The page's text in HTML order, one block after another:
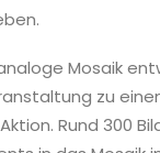
Mosaik
zu
Rund 300